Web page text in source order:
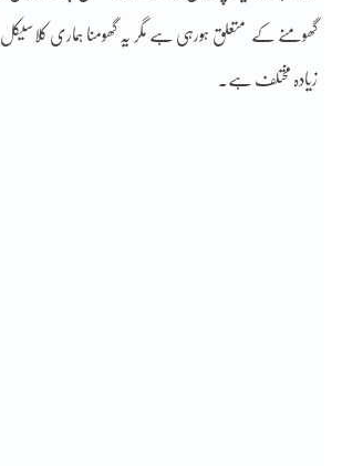
گھومنے کے متعلق ہورہی ہے مگر یہ گھومنا ہماری
زیادہ مختلف ہے۔